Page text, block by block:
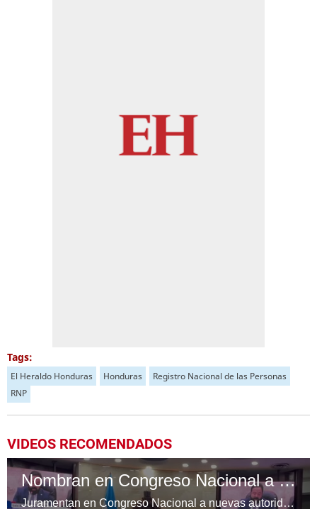
Tags:
El Heraldo Honduras Honduras
Registro Nacional de las Personas
RNP
VIDEOS RECOMENDADOS
Nombran en Congreso Nacional a nuevas autoridades del TJE, CNE, RNP y SAAP
Juramentan en Congreso Nacional a nuevas autoridades del TJE, CNE, RNP y SAAP